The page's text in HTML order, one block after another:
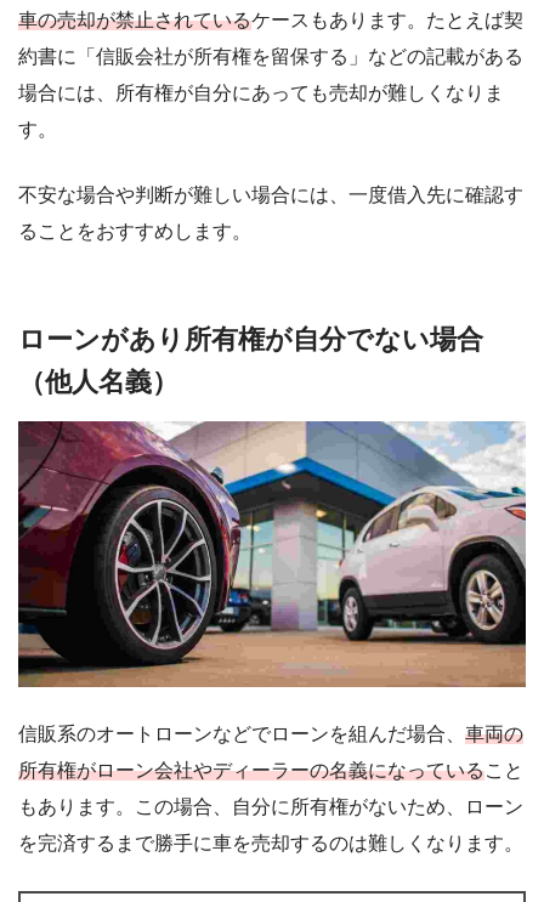
車の売却が禁止されているケースもあります。たとえば契
約書に「信販会社が所有権を留保する」などの記載がある
場合には、所有権が自分にあっても売却が難しくなりま
す。
不安な場合や判断が難しい場合には、一度借入先に確認す
ることをおすすめします。
ローンがあり所有権が自分でない場合
（他人名義）
信販系のオートローンなどでローンを組んだ場合、 車両の
所有権がローン会社やディーラーの名義になっていること
もあります。この場合、自分に所有権がないため、ローン
を完済するまで勝手に車を売却するのは難しくなります。